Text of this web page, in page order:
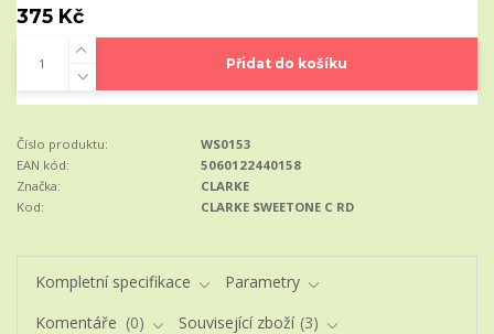
375 Kč
Přidat do košíku
Číslo produktu:
WS0153
EAN kód:
5060122440158
Značka:
CLARKE
Kod:
CLARKE SWEETONE C RD
Kompletní specifikace
Parametry
Komentáře
0 Související zboží 3